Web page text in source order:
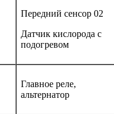
Передний сенсор 02
Датчик кислорода с
подогревом
Главное реле,
альтернатор